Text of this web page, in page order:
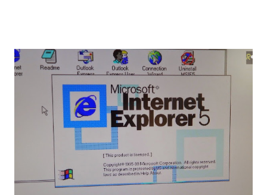
with, we create a desktop watermark to notify the user. If
you ever encounter this watermark on a new machine, I
encourage you to return the device immediately to the
retailer from whom you purchased it and request a
Genuine Windows device (...)". Tecla SAP: quando a licença
do Windows não puder ser validada (durante o upgrade
para o Windows 10), o sistema operacional exibirá uma
marca d´água na área de trabalho alertando sobre o